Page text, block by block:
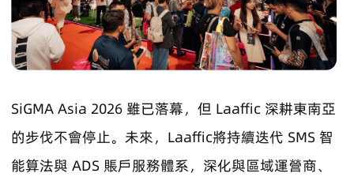
SiGMA Asia 2026 雖已落幕，但 Laaffic 深耕東南亞
的步伐不會停止。未來，Laaffic將持續迭代 SMS 智
能算法與 ADS 賬戶服務體系，深化與區域運營商、